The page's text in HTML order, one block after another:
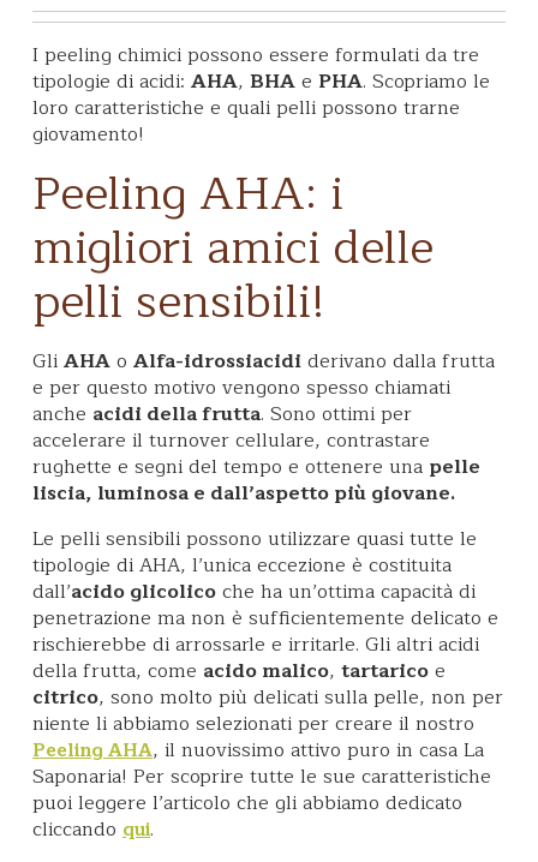
I peeling chimici possono essere formulati da tre
tipologie di acidi: AHA, BHAe PHA. Scopriamo le
loro caratteristiche e quali pelli possono trarne
giovamento!
Peeling AHA: i
migliori amici delle
pelli sensibili!
GliAHAo Alfa-idrossiacididerivano dalla frutta
e per questo motivo vengono spesso chiamati
anche acidi della frutta. Sono ottimi per
accelerare il turnover cellulare, contrastare
rughette e segni del tempo e ottenere una pelle
liscia, luminosa e dall’aspetto più giovane.
Le pelli sensibili possono utilizzare quasi tutte le
tipologie di AHA, l’unica eccezione è costituita
dall’acido glicolicoche ha un’ottima capacità di
penetrazione ma non è sufficientemente delicato e
rischierebbe di arrossarle e irritarle. Gli altri acidi
della frutta, come acido malico, tartaricoe
citrico, sono molto più delicati sulla pelle, non per
niente li abbiamo selezionati per creare il nostro
Peeling AHA, il nuovissimo attivo puro in casa La
Saponaria! Per scoprire tutte le sue caratteristiche
puoi leggere l’articolo che gli abbiamo dedicato
cliccando qui.